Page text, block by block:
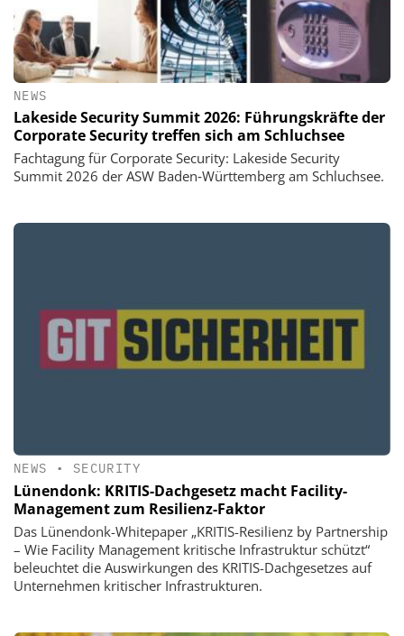
NEWS
Lakeside Security Summit 2026: Führungskräfte der
Corporate Security treffen sich am Schluchsee
Fachtagung für Corporate Security: Lakeside Security
Summit 2026 der ASW Baden‑Württemberg am Schluchsee.
NEWS • SECURITY
Lünendonk: KRITIS-Dachgesetz macht Facility-
Management zum Resilienz-Faktor
Das Lünendonk-Whitepaper „KRITIS-Resilienz by Partnership
– Wie Facility Management kritische Infrastruktur schützt“
beleuchtet die Auswirkungen des KRITIS-Dachgesetzes auf
Unternehmen kritischer Infrastrukturen.